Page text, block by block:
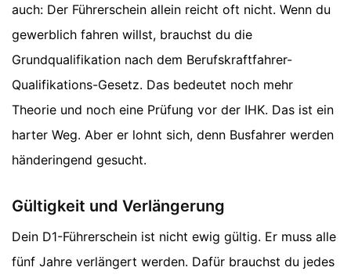
auch: Der Führerschein allein reicht oft nicht. Wenn du
gewerblich fahren willst, brauchst du die
Grundqualifikation nach dem Berufskraftfahrer-
Qualifikations-Gesetz. Das bedeutet noch mehr
Theorie und noch eine Prüfung vor der IHK. Das ist ein
harter Weg. Aber er lohnt sich, denn Busfahrer werden
händeringend gesucht.
Gültigkeit und Verlängerung
Dein D1-Führerschein ist nicht ewig gültig. Er muss alle
fünf Jahre verlängert werden. Dafür brauchst du jedes